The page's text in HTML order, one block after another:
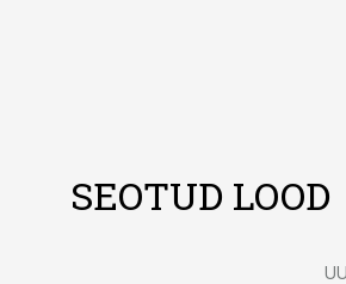
SEOTUD LOOD